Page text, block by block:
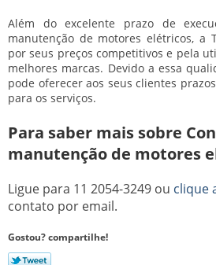
Além do excelente prazo de
manutenção de motores elétricos, a
por seus preços competitivos e pela
melhores marcas. Devido a essa
pode oferecer aos seus clientes
para os serviços.
Para saber mais sobre
manutenção de motores
Ligue para 11 2054-3249 ou clique
contato por email.
Gostou? compartilhe!